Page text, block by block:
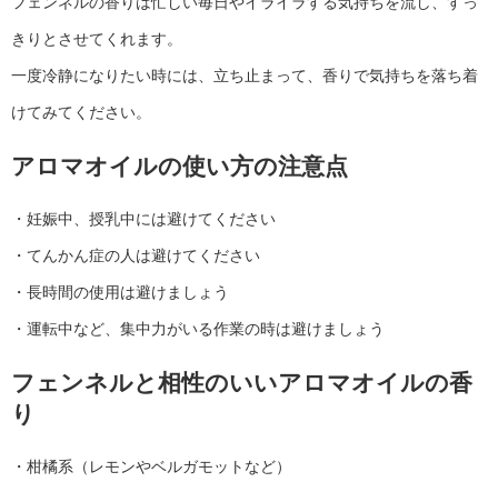
きりとさせてくれます。
一度冷静になりたい時には、立ち止まって、香りで気持ちを落ち着
けてみてください。
アロマオイルの使い方の注意点
・妊娠中、授乳中には避けてください
・てんかん症の人は避けてください
・長時間の使用は避けましょう
・運転中など、集中力がいる作業の時は避けましょう
フェンネルと相性のいいアロマオイルの香
り
・柑橘系（レモンやベルガモットなど）